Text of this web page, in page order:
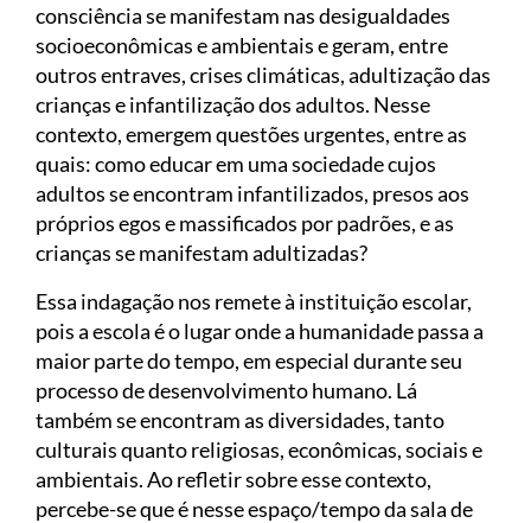
consciência se manifestam nas desigualdades
socioeconômicas e ambientais e geram, entre
outros entraves, crises climáticas, adultização das
crianças e infantilização dos adultos. Nesse
contexto, emergem questões urgentes, entre as
quais: como educar em uma sociedade cujos
adultos se encontram infantilizados, presos aos
próprios egos e massificados por padrões, e as
crianças se manifestam adultizadas?
Essa indagação nos remete à instituição escolar,
pois a escola é o lugar onde a humanidade passa a
maior parte do tempo, em especial durante seu
processo de desenvolvimento humano. Lá
também se encontram as diversidades, tanto
culturais quanto religiosas, econômicas, sociais e
ambientais. Ao refletir sobre esse contexto,
percebe-se que é nesse espaço/tempo da sala de